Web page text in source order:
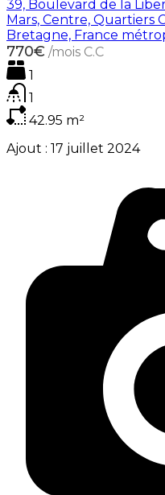
39, Boulevard de la
Mars, Centre, Quartiers
Bretagne, France
770€ /mois C.C
1
1
42.95 m²
Ajout : 17 juillet 2024